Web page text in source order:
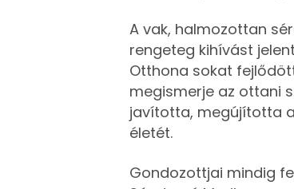
A vak, halmozottan
rengeteg kihívást
Otthona sokat
megismerje az ottani
javította, megújította
életét.
Gondozottjai mindig